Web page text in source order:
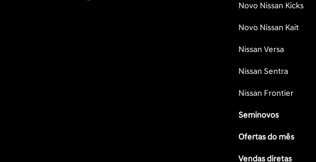
Novo Nissan Kicks
Novo Nissan Kait
Nissan Versa
Nissan Sentra
Nissan Frontier
Seminovos
Ofertas do mês
Vendas diretas